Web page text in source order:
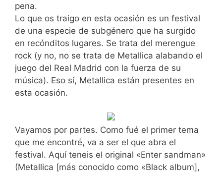
pena.
Lo que os traigo en esta ocasión es un festival
de una especie de subgénero que ha surgido
en recónditos lugares. Se trata del merengue
rock (y no, no se trata de Metallica alabando el
juego del Real Madrid con la fuerza de su
música). Eso sí, Metallica están presentes en
esta ocasión.
Vayamos por partes. Como fué el primer tema
que me encontré, va a ser el que abra el
festival. Aquí teneis el original «Enter sandman»
(Metallica [más conocido como «Black album],